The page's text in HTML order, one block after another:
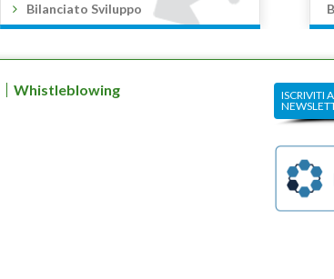
Bilanciato Sviluppo
Whistleblowing
ISCRIVITI